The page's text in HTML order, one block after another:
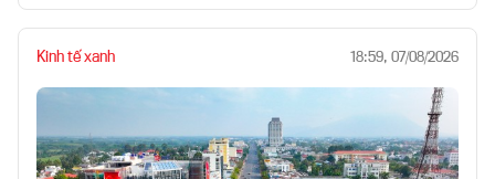
Kinh tế xanh 18:59, 07/08/2026